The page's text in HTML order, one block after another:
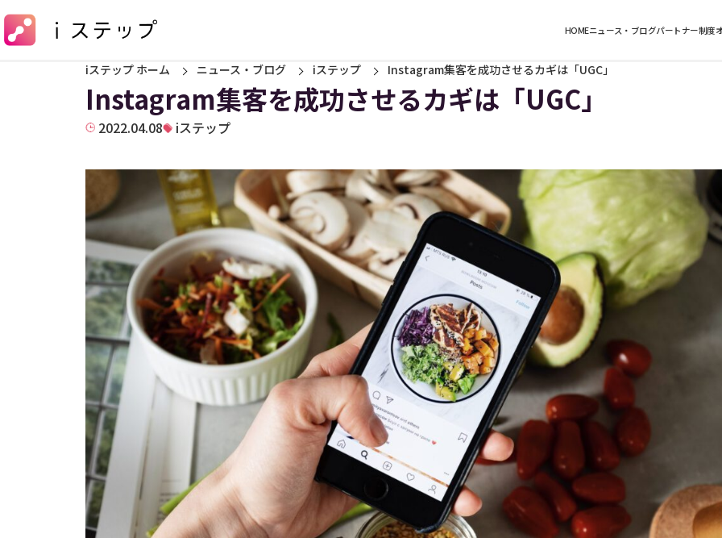
HOMEニュース・ブログパートナー制度
iステップ ホーム ニュース・ブログ iステップ Instagram集客を成功させるカギは「UGC」
Instagram集客を成功させるカギは「UGC」
2022.04.08 iステップ